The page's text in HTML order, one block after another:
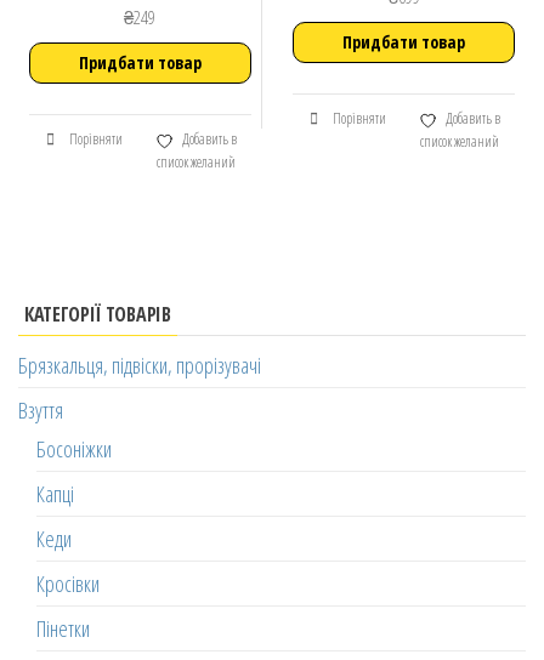
₴249
Придбати товар
Порівняти
Добавить в
список желаний
Придбати товар
Порівняти
Добавить в
список желаний
КАТЕГОРІЇ ТОВАРІВ
Брязкальця, підвіски, прорізувачі
Взуття
Босоніжки
Капці
Кеди
Кросівки
Пінетки